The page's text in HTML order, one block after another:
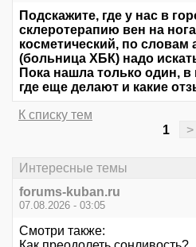
Подскажите, где у нас в
склеротерапию вен на
косметический, по словам
(больница ХБК) надо
Пока нашла только один,
где еще делают и какие
К списку тем
1
>
Интересные темы
forums-kuban.ru
07.08.2026 - 03:05
Смотри также: